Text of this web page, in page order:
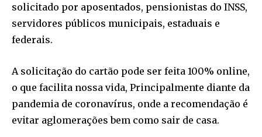
To subscribe, simply enter your email address on our website
or click the subscribe button below. Don't worry, we respect
your privacy and won't spam your inbox. Your information is
safe with us.
SUBSCRIBE
solicitado por aposentados, pensionistas do INSS,
servidores públicos municipais, estaduais e
federais.
A solicitação do cartão pode ser feita 100% online,
o que facilita nossa vida, Principalmente diante da
pandemia de coronavírus, onde a recomendação é
evitar aglomerações bem como sair de casa.